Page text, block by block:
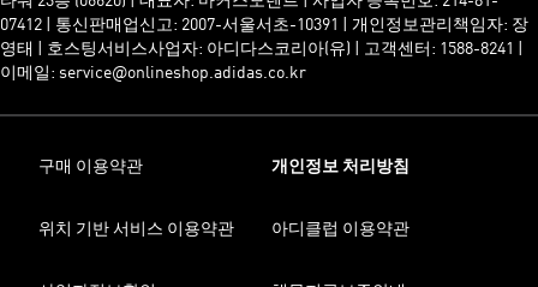
07412 | 통신판매업신고: 2007-서울서초-10391 | 개인정보관리책임자: 장
영태 | 호스팅서비스사업자: 아디다스코리아(유) | 고객센터: 1588-8241 |
이메일: service@onlineshop.adidas.co.kr
구매 이용약관 개인정보 처리방침
위치 기반 서비스 이용약관 아디클럽 이용약관